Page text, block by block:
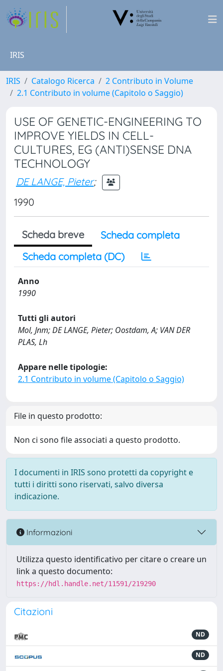
IRIS
IRIS Catalogo Ricerca
2 Contributo in Volume
2.1 Contributo in volume (Capitolo o Saggio)
USE OF GENETIC-ENGINEERING TO
IMPROVE YIELDS IN CELL-
CULTURES, EG (ANTI)SENSE DNA
TECHNOLOGY
DE LANGE, Pieter;
1990
Scheda breve
Scheda completa
Scheda completa (DC)
Anno
1990
Tutti gli autori
Mol, Jnm; DE LANGE, Pieter; Oostdam, A; VAN DER
PLAS, Lh
Appare nelle tipologie:
2.1 Contributo in volume (Capitolo o Saggio)
File in questo prodotto:
Non ci sono file associati a questo prodotto.
I documenti in IRIS sono protetti da copyright e
tutti i diritti sono riservati, salvo diversa
indicazione.
Informazioni
Utilizza questo identificativo per citare o creare un
link a questo documento:
https://hdl.handle.net/11591/219290
Citazioni
ND
ND